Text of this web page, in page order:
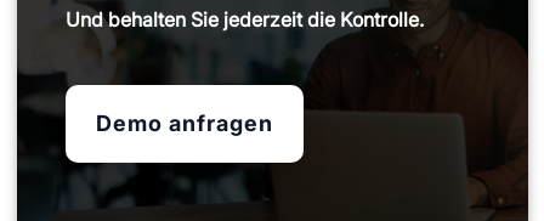
Und behalten Sie jederzeit die Kontrolle.
Demo anfragen